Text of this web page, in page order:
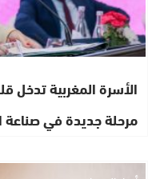
الأسرة المغربية تدخل
مرحلة جديدة في